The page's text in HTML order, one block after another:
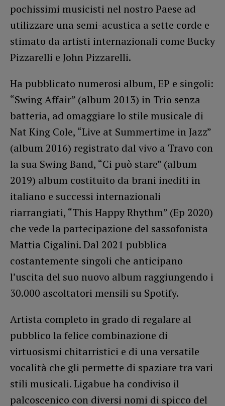
pochissimi musicisti nel nostro Paese ad
utilizzare una semi-acustica a sette corde e
stimato da artisti internazionali come Bucky
Pizzarelli e John Pizzarelli.
Ha pubblicato numerosi album, EP e singoli:
“Swing Affair” (album 2013) in Trio senza
batteria, ad omaggiare lo stile musicale di
Nat King Cole, “Live at Summertime in Jazz”
(album 2016) registrato dal vivo a Travo con
la sua Swing Band, “Ci può stare” (album
2019) album costituito da brani inediti in
italiano e successi internazionali
riarrangiati, “This Happy Rhythm” (Ep 2020)
che vede la partecipazione del sassofonista
Mattia Cigalini. Dal 2021 pubblica
costantemente singoli che anticipano
l’uscita del suo nuovo album raggiungendo i
30.000 ascoltatori mensili su Spotify.
Artista completo in grado di regalare al
pubblico la felice combinazione di
virtuosismi chitarristici e di una versatile
vocalità che gli permette di spaziare tra vari
stili musicali. Ligabue ha condiviso il
palcoscenico con diversi nomi di spicco del